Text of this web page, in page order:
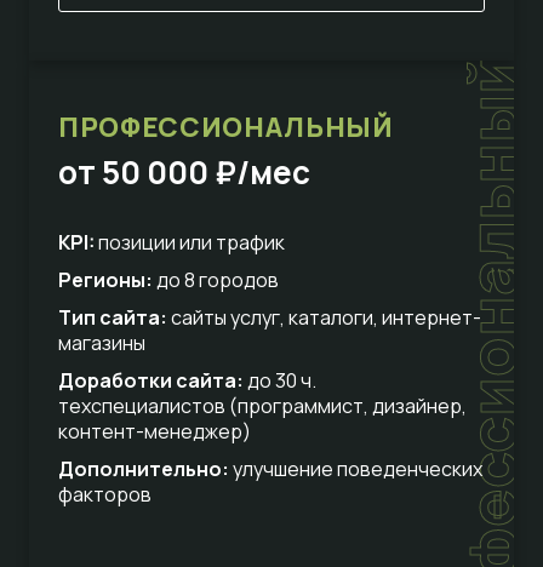
профессиональный
ПРОФЕССИОНАЛЬНЫЙ
от 50 000 ₽/мес
KPI:позиции или трафик
Регионы: до 8 городов
Тип сайта: сайты услуг, каталоги, интернет-
магазины
Доработки сайта: до 30 ч.
техспециалистов (программист, дизайнер,
контент-менеджер)
Дополнительно: улучшение поведенческих
факторов